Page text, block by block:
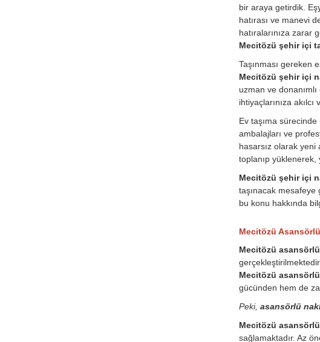
bir araya getirdik.
hatırası ve manevi
hatıralarınıza
Mecitözü şehir içi
Taşınması gereken
Mecitözü şehir içi
uzman ve
ihtiyaçlarınıza
Ev taşıma
ambalajları ve
hasarsız olarak yeni
toplanıp yüklenerek,
Mecitözü şehir içi
taşınacak mesafeye
bu konu hakkında
Mecitözü Asansörlü
Mecitözü
Mecitözü asansörlü
gücünden hem de
Peki, asansörlü
Mecitözü
sağlamaktadır. Az